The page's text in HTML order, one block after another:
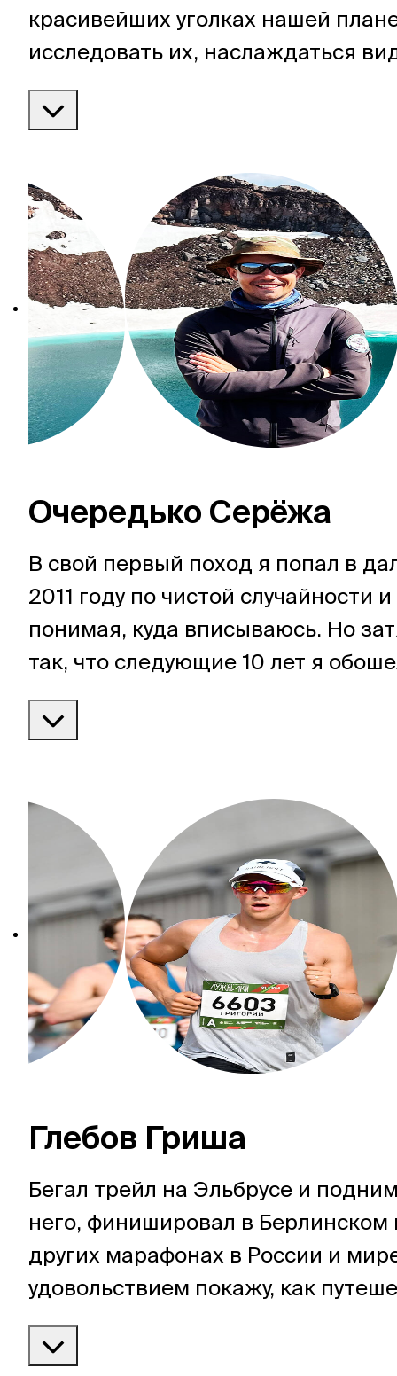
красивейших уголках нашей
исследовать их, наслаждаться
вкусно есть. Со мной вы
Байкал, уютные стоянки Алтая, в
Очередько Серёжа
В свой первый поход я попал в
2011 году по чистой случайности
понимая, куда вписываюсь. Но
так, что следующие 10 лет я
большую часть Кавказа, побывал
Эльбрусе и Казбеке, сходил в
Маттерхорн. Хочется увидеть
новых гор и показать их другим!
Глебов Гриша
Бегал трейл на Эльбрусе и
него, финишировал в Берлинском
других марафонах в России и
удовольствием покажу, как
можно совмещать с активным
бегом в частности.